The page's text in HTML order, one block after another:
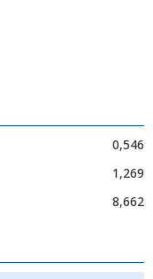
0,546
1,269
8,662